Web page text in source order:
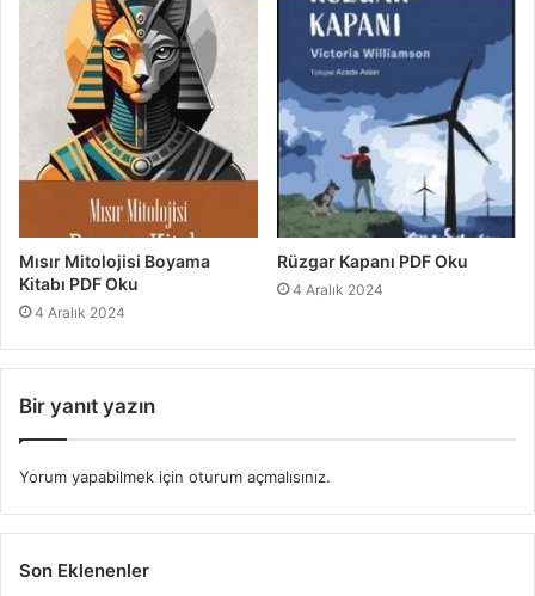
Mısır Mitolojisi Boyama
Kitabı PDF Oku
4 Aralık 2024
Rüzgar Kapanı PDF Oku
4 Aralık 2024
Bir yanıt yazın
Yorum yapabilmek için oturum açmalısınız.
Son Eklenenler